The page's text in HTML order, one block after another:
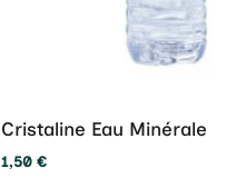
Cristaline Eau Minérale
1,50 €